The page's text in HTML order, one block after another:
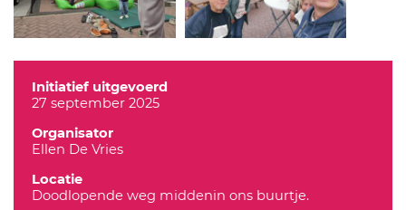
Initiatief uitgevoerd
27 september 2025
Organisator
Ellen De Vries
Locatie
Doodlopende weg middenin ons buurtje.